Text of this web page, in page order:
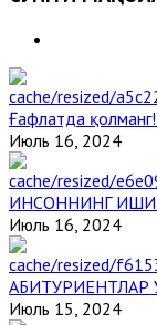
Ғафлатда қолманг!
Июль 16, 2024
ИНСОННИНГ ИШИ
Июль 16, 2024
АБИТУРИЕНТЛАР
Июль 15, 2024